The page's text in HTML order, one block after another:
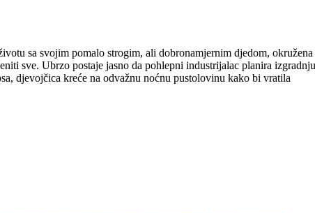
sa svojim pomalo strogim, ali dobronamjernim djedom, okružena
sve. Ubrzo postaje jasno da pohlepni industrijalac planira izgradnju
djevojčica kreće na odvažnu noćnu pustolovinu kako bi vratila